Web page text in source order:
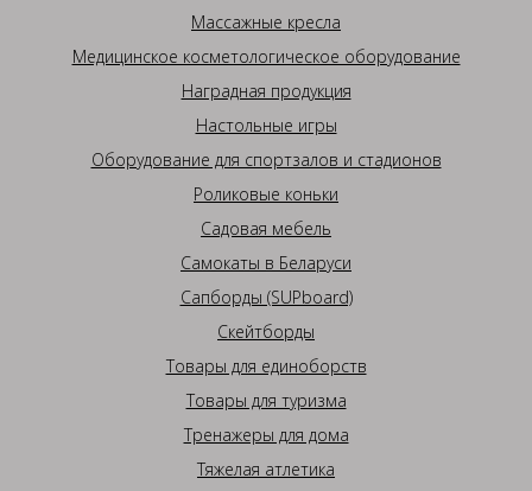
Массажные кресла
Медицинское косметологическое оборудование
Наградная продукция
Настольные игры
Оборудование для спортзалов и стадионов
Роликовые коньки
Садовая мебель
Самокаты в Беларуси
Сапборды (SUPboard)
Скейтборды
Товары для единоборств
Товары для туризма
Тренажеры для дома
Тяжелая атлетика